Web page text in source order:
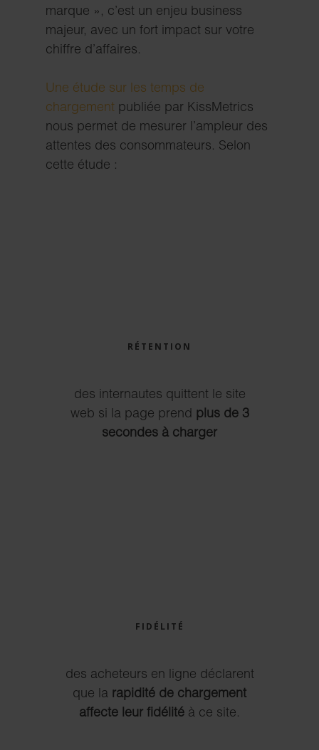
marque », c’est un enjeu business
majeur, avec un fort impact sur votre
chiffre d’affaires.
Une étude sur les temps de
chargement publiée par KissMetrics
nous permet de mesurer l’ampleur des
attentes des consommateurs. Selon
cette étude :
RÉTENTION
des internautes quittent le site
web si la page prend plus de 3
secondes à charger
FIDÉLITÉ
des acheteurs en ligne déclarent
que la rapidité de chargement
affecte leur fidélité à ce site.